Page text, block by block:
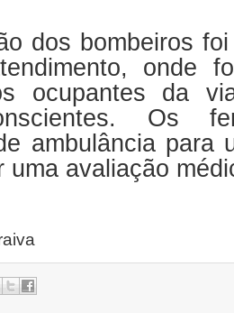
dos bombeiros
onde
ocupantes da
Os
ambulância para
uma avaliação